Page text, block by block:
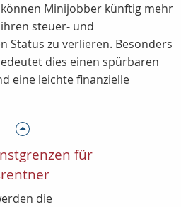
Minijobber künftig mehr
steuer- und
Status zu verlieren. Besonders
dies einen spürbaren
eine leichte finanzielle
für
die